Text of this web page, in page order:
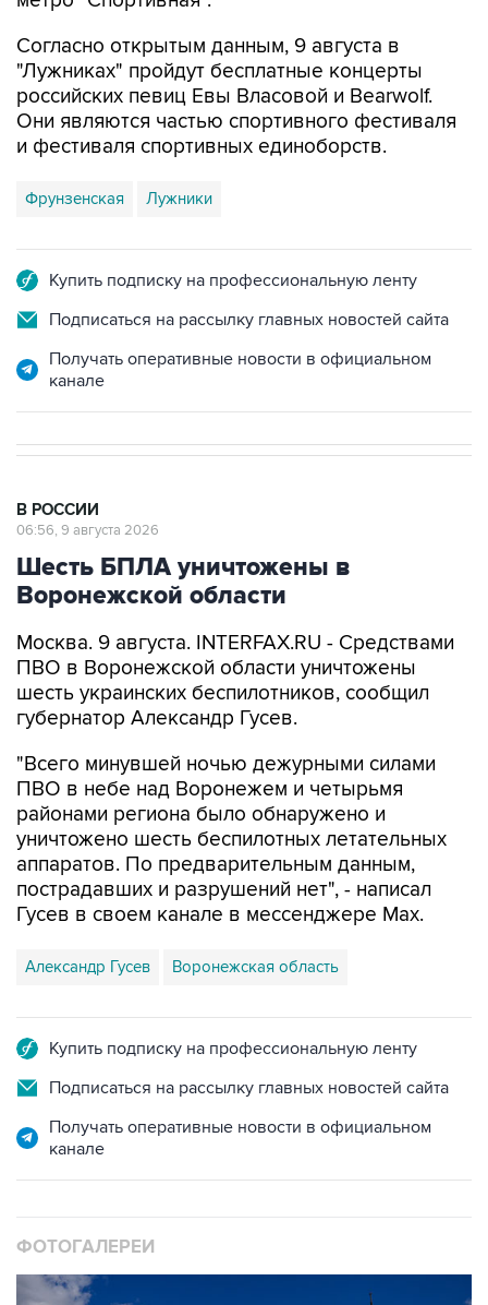
российских певиц Евы Власовой и Bearwolf.
Они являются частью спортивного фестиваля
и фестиваля спортивных единоборств.
Фрунзенская Лужники
Подписаться на рассылку главных новостей сайта
Получать оперативные новости в официальном
канале
Шесть БПЛА уничтожены в
Воронежской области
Москва. 9 августа. INTERFAX.RU - Средствами
шесть украинских беспилотников, сообщил
губернатор Александр Гусев.
"Всего минувшей ночью дежурными силами
районами региона было обнаружено и
уничтожено шесть беспилотных летательных
аппаратов. По предварительным данным,
пострадавших и разрушений нет", - написал
Гусев в своем канале в мессенджере Max.
Александр Гусев Воронежская область
Подписаться на рассылку главных новостей сайта
Получать оперативные новости в официальном
канале